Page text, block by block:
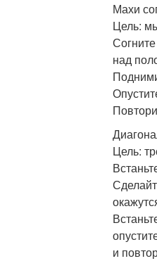
Махи
Цель:
над
Цель:
и